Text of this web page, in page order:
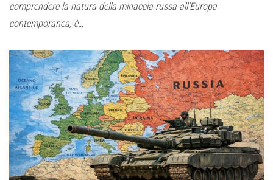
comprendere la natura della minaccia russa all’Europa
contemporanea, è…